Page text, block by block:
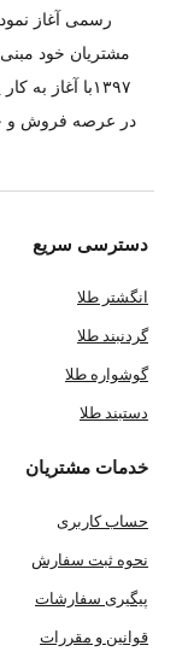
رسمی آغاز
مشتریان خود
۱۳۹۷با آغاز
در عرصه فروش و
دسترسی سریع
انگشتر طلا
گردنبند طلا
گوشواره طلا
دستبند طلا
خدمات مشتریان
حساب کاربری
نحوه ثبت سفارش
پیگیری سفارشات
قوانین و مقررات